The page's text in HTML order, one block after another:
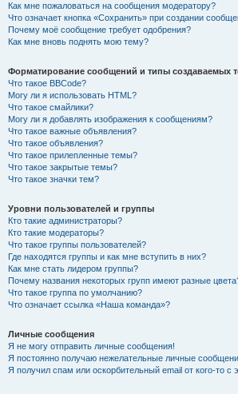
Как мне пожаловаться на сообщения модератору?
Что означает кнопка «Сохранить» при создании
Почему моё сообщение требует одобрения?
Как мне вновь поднять мою тему?
Форматирование сообщений и типы создаваемых
Что такое BBCode?
Могу ли я использовать HTML?
Что такое смайлики?
Могу ли я добавлять изображения к сообщениям?
Что такое важные объявления?
Что такое объявления?
Что такое прилепленные темы?
Что такое закрытые темы?
Что такое значки тем?
Уровни пользователей и группы
Кто такие администраторы?
Кто такие модераторы?
Что такое группы пользователей?
Где находятся группы и как мне вступить в них?
Как мне стать лидером группы?
Почему названия некоторых групп имеют разные
Что такое группа по умолчанию?
Что означает ссылка «Наша команда»?
Личные сообщения
Я не могу отправить личные сообщения!
Я постоянно получаю нежелательные личные
Я получил спам или оскорбительный email от кого-то с